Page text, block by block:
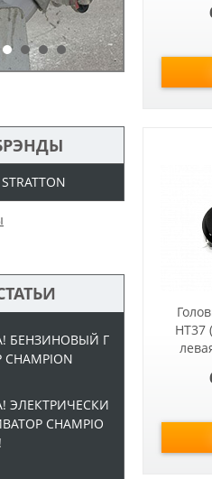
БЕНЗИНОВЫЙ Г
ЭЛЕКТРИЧЕСКИ
CHAMPIO
HT37